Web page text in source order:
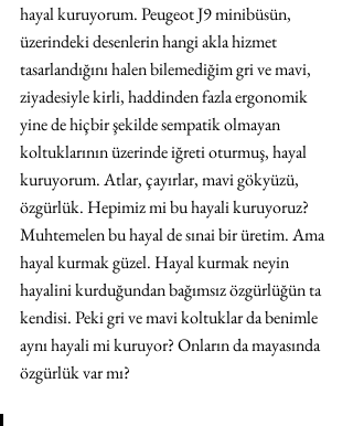
hayal kuruyorum. Peugeot J9 minibüsün,
üzerindeki desenlerin hangi akla hizmet
tasarlandığını halen bilemediğim gri ve mavi,
ziyadesiyle kirli, haddinden fazla ergonomik
yine de hiçbir şekilde sempatik olmayan
koltuklarının üzerinde iğreti oturmuş, hayal
kuruyorum. Atlar, çayırlar, mavi gökyüzü,
özgürlük. Hepimiz mi bu hayali kuruyoruz?
Muhtemelen bu hayal de sınai bir üretim. Ama
hayal kurmak güzel. Hayal kurmak neyin
hayalini kurduğundan bağımsız özgürlüğün ta
kendisi. Peki gri ve mavi koltuklar da benimle
aynı hayali mi kuruyor? Onların da mayasında
özgürlük var mı?